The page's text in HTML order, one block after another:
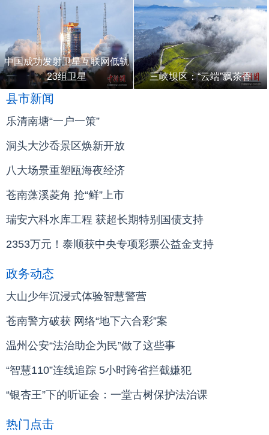
中国成功发射卫星互联网低轨
23组卫星
三峡坝区：“云端”飘茶香
县市新闻
乐清南塘“一户一策”
洞头大沙岙景区焕新开放
八大场景重塑瓯海夜经济
苍南藻溪菱角 抢“鲜”上市
瑞安六科水库工程 获超长期特别国债支持
2353万元！泰顺获中央专项彩票公益金支持
政务动态
大山少年沉浸式体验智慧警营
苍南警方破获 网络“地下六合彩”案
温州公安“法治助企为民”做了这些事
“智慧110”连线追踪 5小时跨省拦截嫌犯
“银杏王”下的听证会：一堂古树保护法治课
热门点击